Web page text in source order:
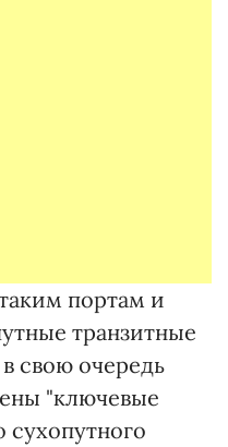
портам и
транзитные
свою очередь
"ключевые
сухопутного